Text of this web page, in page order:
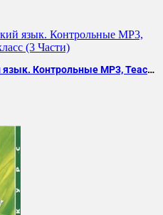
В. Кузовлев – Английский язык. Контрольные MP3, Teacher book, Ответы. 7 класс (3 Части)